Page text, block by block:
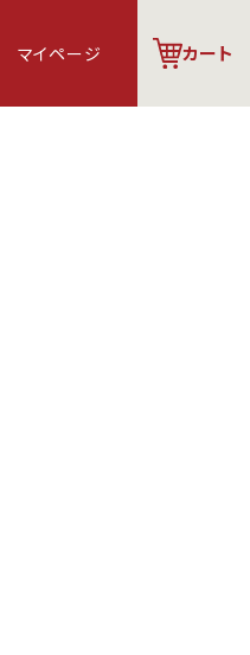
マイページ カート